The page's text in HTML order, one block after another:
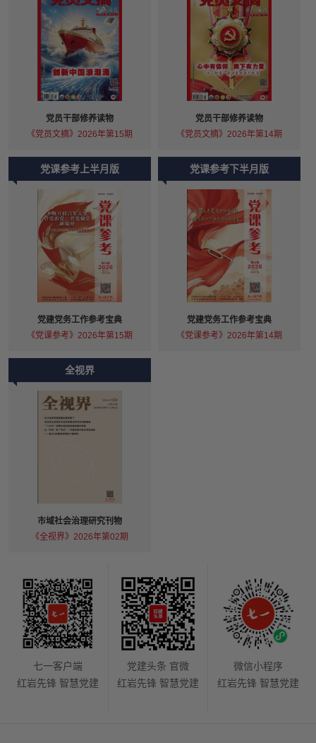
党员干部修养读物
《党员文摘》2026年第15期
党员干部修养读物
《党员文摘》2026年第14期
党课参考上半月版
党建党务工作参考宝典
《党课参考》2026年第15期
党课参考下半月版
党建党务工作参考宝典
《党课参考》2026年第14期
全视界
市域社会治理研究刊物
《全视界》2026年第02期
七一客户端
红岩先锋 智慧党建
党建头条 官微
红岩先锋 智慧党建
微信小程序
红岩先锋 智慧党建